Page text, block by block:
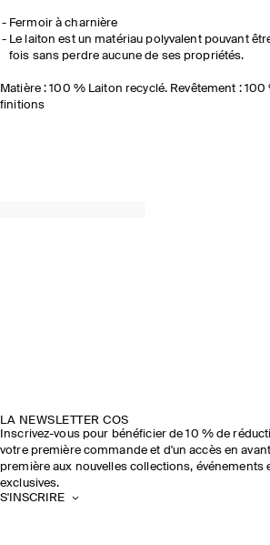
Fermoir à charnière
Le laiton est un matériau polyvalent pouvant
fois sans perdre aucune de ses propriétés.
Matière : 100 % Laiton recyclé. Revêtement : 100
finitions
LA NEWSLETTER COS
Inscrivez-vous pour bénéficier de 10 % de
votre première commande et d'un accès en
première aux nouvelles collections, événements
exclusives.
S'INSCRIRE